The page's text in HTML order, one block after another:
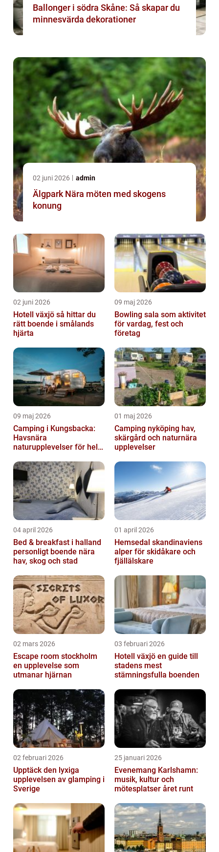
Ballonger i södra Skåne: Så skapar du
minnesvärda dekorationer
02 juni 2026 admin
Älgpark Nära möten med skogens
konung
02 juni 2026
Hotell växjö så hittar du
rätt boende i smålands
hjärta
09 maj 2026
Bowling sala som aktivitet
för vardag, fest och
företag
09 maj 2026
Camping i Kungsbacka:
Havsnära
naturupplevelser för hela
01 maj 2026
Camping nyköping hav,
skärgård och naturnära
upplevelser
04 april 2026
Bed & breakfast i halland
personligt boende nära
hav, skog och stad
01 april 2026
Hemsedal skandinaviens
alper för skidåkare och
fjällälskare
02 mars 2026
Escape room stockholm
en upplevelse som
utmanar hjärnan
03 februari 2026
Hotell växjö en guide till
stadens mest
stämningsfulla boenden
02 februari 2026
Upptäck den lyxiga
upplevelsen av glamping i
Sverige
25 januari 2026
Evenemang Karlshamn:
musik, kultur och
mötesplatser året runt